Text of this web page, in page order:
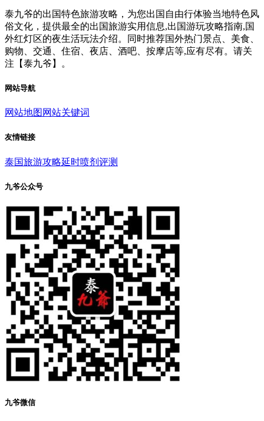
泰九爷的出国特色旅游攻略，为您出国自由行体验当地特色风
俗文化，提供最全的出国旅游实用信息,出国游玩攻略指南,国
外红灯区的夜生活玩法介绍。同时推荐国外热门景点、美食、
购物、交通、住宿、夜店、酒吧、按摩店等,应有尽有。请关
注【泰九爷】。
网站导航
网站地图 网站关键词
友情链接
泰国旅游攻略延时喷剂评测
九爷公众号
九爷微信